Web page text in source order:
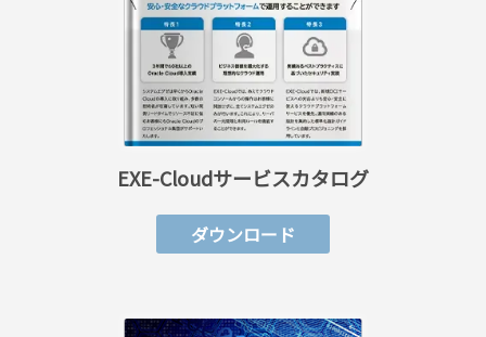
EXE-Cloudサービスカタログ
ダウンロード